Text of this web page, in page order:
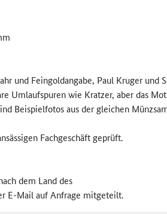
und Feingoldangabe, Paul Kruger
Umlaufspuren wie Kratzer, aber das
Beispielfotos aus der gleichen
Fachgeschäft geprüft.
dem Land des
E-Mail auf Anfrage mitgeteilt.